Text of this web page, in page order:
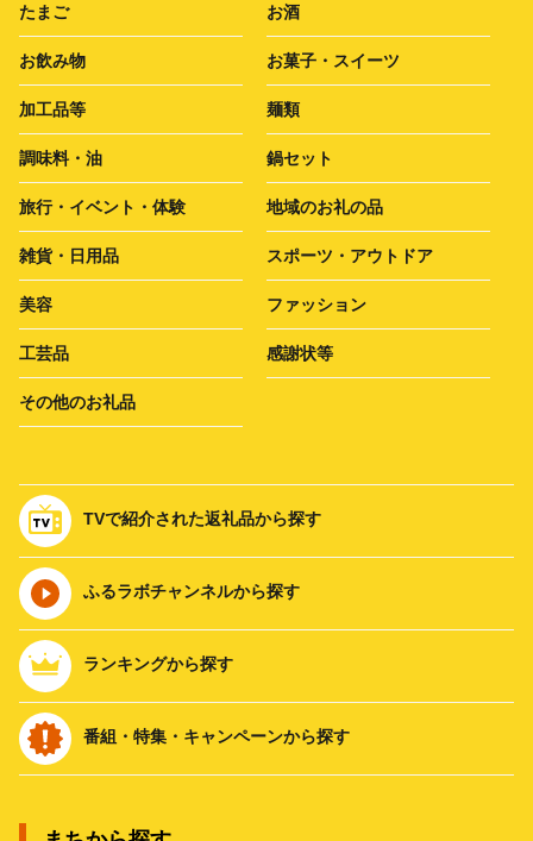
たまご お酒
お飲み物 お菓子・スイーツ
加工品等 麺類
調味料・油 鍋セット
旅行・イベント・体験 地域のお礼の品
雑貨・日用品 スポーツ・アウトドア
美容 ファッション
工芸品 感謝状等
その他のお礼品
TVで紹介された返礼品から探す
ふるラボチャンネルから探す
ランキングから探す
番組・特集・キャンペーンから探す